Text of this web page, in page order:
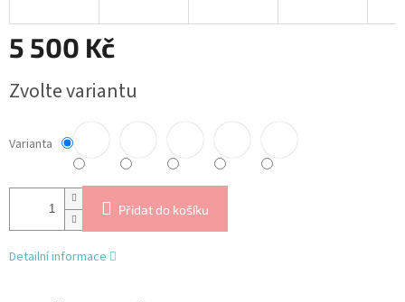
5 500 Kč
cena:
Zvolte variantu
Varianta
Přidat do košíku
Detailní informace